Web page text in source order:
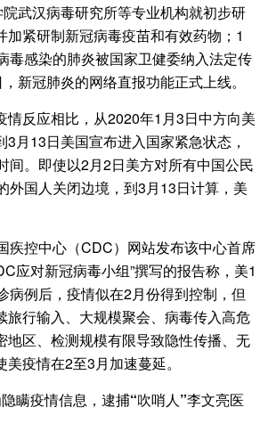
武汉病毒研究所等专业机构就初步研
加紧研制新冠病毒疫苗和有效药物；1
毒感染的肺炎被国家卫健委纳入法定传
新冠肺炎的网络直报功能正式上线。
应相比，从2020年1月3日中方向美
月13日美国宣布进入国家紧急状态，
间。即使以2月2日美方对所有中国公民
外国人关闭边境，到3月13日计算，美
控中心（CDC）网站发布该中心首席
应对新冠病毒小组”撰写的报告称，美1
病例后，疫情似在2月份得到控制，但
旅行输入、大规模聚会、病毒传入高危
地区、检测规模有限导致隐性传播、无
疫情在2至3月加速蔓延。
瞒疫情信息，逮捕“吹哨人”李文亮医